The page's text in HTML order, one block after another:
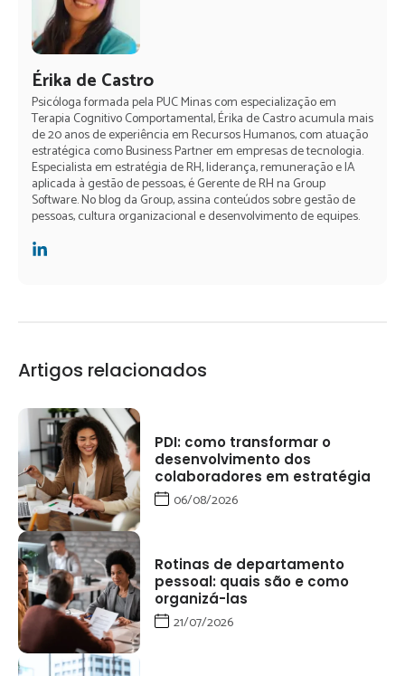
Érika de Castro
Psicóloga formada pela PUC Minas com especialização em
Terapia Cognitivo Comportamental, Érika de Castro acumula mais
de 20 anos de experiência em Recursos Humanos, com atuação
estratégica como Business Partner em empresas de tecnologia.
Especialista em estratégia de RH, liderança, remuneração e IA
aplicada à gestão de pessoas, é Gerente de RH na Group
Software. No blog da Group, assina conteúdos sobre gestão de
pessoas, cultura organizacional e desenvolvimento de equipes.
Artigos relacionados
PDI: como transformar o
desenvolvimento dos
colaboradores em estratégia
06/08/2026
Rotinas de departamento
pessoal: quais são e como
organizá-las
21/07/2026